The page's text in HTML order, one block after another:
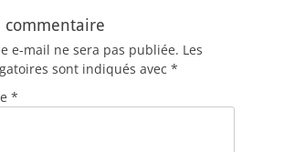
commentaire
e-mail ne sera pas publiée. Les
sont indiqués avec *
*